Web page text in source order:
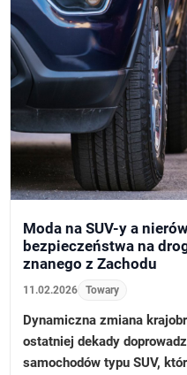
Moda na SUV-y a
bezpieczeństwa na
znanego z Zachodu
11.02.2026 Towary
Dynamiczna zmiana
ostatniej dekady
samochodów typu SUV,